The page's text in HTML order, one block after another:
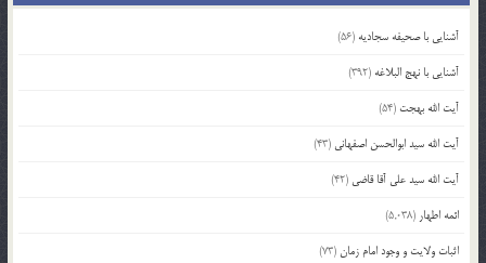
آشنایی با صحیفه سجادیه (56)
آشنایی با نهج البلاغه (392)
آیت الله بهجت (54)
آیت الله سید ابوالحسن اصفهانی (43)
آیت الله سید علی آقا قاضی (42)
ائمه اطهار (5,038)
اثبات ولایت و وجود امام زمان(73)